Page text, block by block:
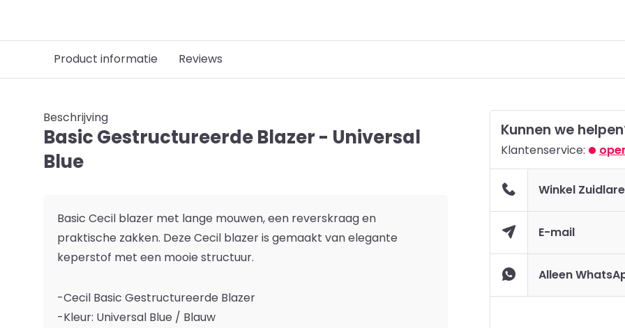
Product informatie Reviews
Beschrijving
Basic Gestructureerde Blazer - Universal
Blue
Basic Cecil blazer met lange mouwen, een reverskraag en
praktische zakken. Deze Cecil blazer is gemaakt van elegante
keperstof met een mooie structuur.
-Cecil Basic Gestructureerde Blazer
-Kleur: Universal Blue / Blauw
Kunnen we
Klantenservice:
Winkel
E-mail
Alleen